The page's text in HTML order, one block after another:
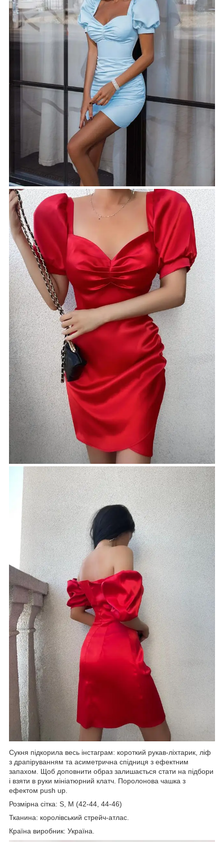
Сукня підкорила весь інстаграм: короткий рукав-ліхтарик, ліф
з драпіруванням та асиметрична спідниця з ефектним
запахом. Щоб доповнити образ залишається стати на підбори
і взяти в руки мініатюрний клатч. Поролонова чашка з
ефектом push up.
Розмірна сітка: S, M (42-44, 44-46)
Тканина: королівський стрейч-атлас.
Країна виробник: Україна.